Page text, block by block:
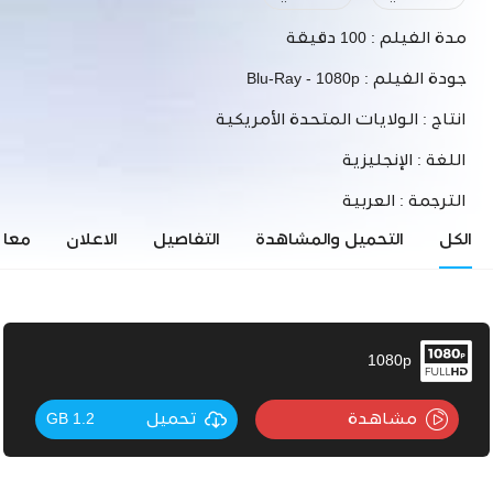
مدة الفيلم : 100 دقيقة
جودة الفيلم : Blu-Ray - 1080p
انتاج : الولايات المتحدة الأمريكية
اللغة : الإنجليزية
الترجمة : العربية
الكل التحميل والمشاهدة التفاصيل الاعلان
1080p
مشاهدة تحميل 1.2 GB